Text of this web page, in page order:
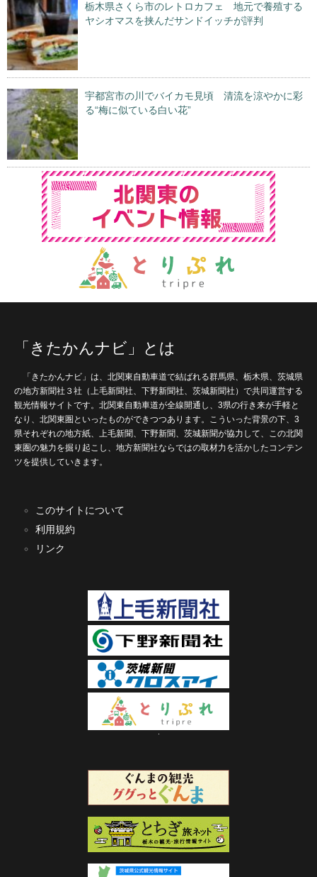
栃木県さくら市のレトロカフェ 地元で養殖する
ヤシオマスを挟んだサンドイッチが評判
宇都宮市の川でバイカモ見頃 清流を涼やかに彩
る“梅に似ている白い花”
「きたかんナビ」とは
「きたかんナビ」は、北関東自動車道で結ばれる群馬県、栃木県、茨城県
の地方新聞社３社（上毛新聞社、下野新聞社、茨城新聞社）で共同運営する
観光情報サイトです。北関東自動車道が全線開通し、3県の行き来が手軽と
なり、北関東圏といったものができつつあります。こういった背景の下、3
県それぞれの地方紙、上毛新聞、下野新聞、茨城新聞が協力して、この北関
東圏の魅力を掘り起こし、地方新聞社ならではの取材力を活かしたコンテン
ツを提供していきます。
このサイトについて
利用規約
リンク